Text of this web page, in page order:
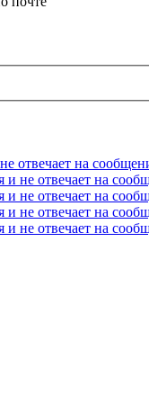
отвечает на
и не отвечает на
и не отвечает на
и не отвечает на
и не отвечает на